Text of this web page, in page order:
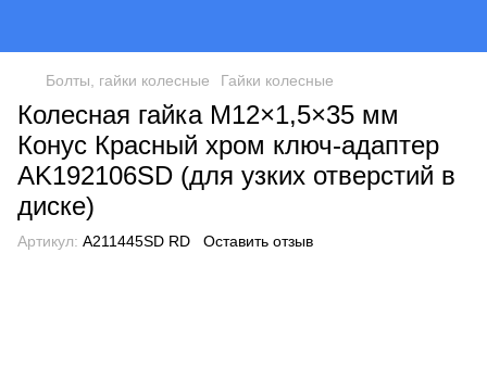
Болты, гайки колесные Гайки колесные
Колесная гайка M12×1,5×35 мм
Конус Красный хром ключ-адаптер
AK192106SD (для узких отверстий в
диске)
Артикул: A211445SD RD Оставить отзыв